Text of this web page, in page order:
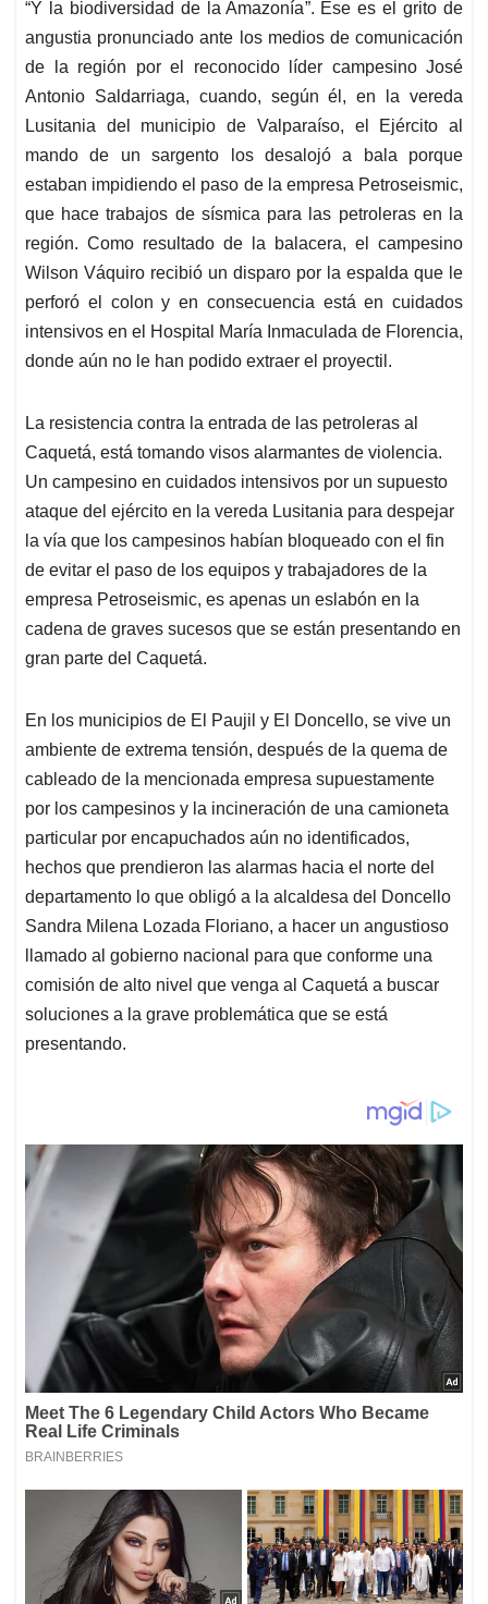
s
A
p
p
b
o
o
k
e
d
I
n
l
a
d
s
“Y la biodiversidad de la Amazonía”. Ese es el grito de
angustia pronunciado ante los medios de comunicación
de la región por el reconocido líder campesino José
Antonio Saldarriaga, cuando, según él, en la vereda
Lusitania del municipio de Valparaíso, el Ejército al
mando de un sargento los desalojó a bala porque
estaban impidiendo el paso de la empresa Petroseismic,
que hace trabajos de sísmica para las petroleras en la
región. Como resultado de la balacera, el campesino
Wilson Váquiro recibió un disparo por la espalda que le
perforó el colon y en consecuencia está en cuidados
intensivos en el Hospital María Inmaculada de Florencia,
donde aún no le han podido extraer el proyectil.
La resistencia contra la entrada de las petroleras al
Caquetá, está tomando visos alarmantes de violencia.
Un campesino en cuidados intensivos por un supuesto
ataque del ejército en la vereda Lusitania para despejar
la vía que los campesinos habían bloqueado con el fin
de evitar el paso de los equipos y trabajadores de la
empresa Petroseismic, es apenas un eslabón en la
cadena de graves sucesos que se están presentando en
gran parte del Caquetá.
En los municipios de El Paujil y El Doncello, se vive un
ambiente de extrema tensión, después de la quema de
cableado de la mencionada empresa supuestamente
por los campesinos y la incineración de una camioneta
particular por encapuchados aún no identificados,
hechos que prendieron las alarmas hacia el norte del
departamento lo que obligó a la alcaldesa del Doncello
Sandra Milena Lozada Floriano, a hacer un angustioso
llamado al gobierno nacional para que conforme una
comisión de alto nivel que venga al Caquetá a buscar
soluciones a la grave problemática que se está
presentando.